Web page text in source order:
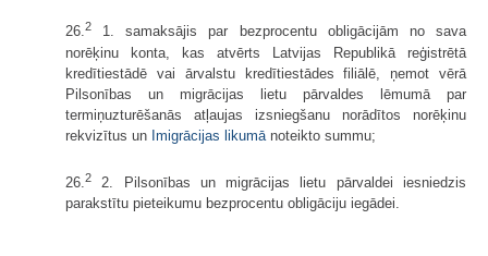
26.2
1. samaksājis par bezprocentu obligācijām no sava
norēķinu konta, kas atvērts Latvijas Republikā reģistrētā
kredītiestādē vai ārvalstu kredītiestādes filiālē, ņemot vērā
Pilsonības un migrācijas lietu pārvaldes lēmumā par
termiņuzturēšanās atļaujas izsniegšanu norādītos norēķinu
rekvizītus un Imigrācijas likumā noteikto summu;
26.2
2. Pilsonības un migrācijas lietu pārvaldei iesniedzis
parakstītu pieteikumu bezprocentu obligāciju iegādei.